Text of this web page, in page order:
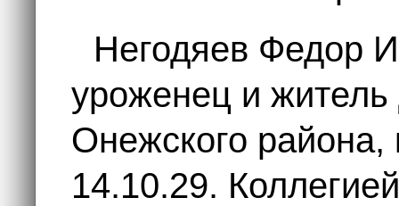
Негодяев Федор
уроженец и
Онежского района,
14.10.29.